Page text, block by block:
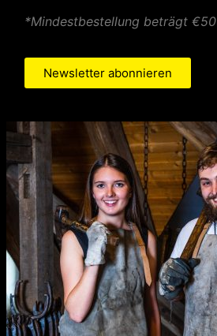
*Mindestbestellung beträgt €50
Newsletter abonnieren